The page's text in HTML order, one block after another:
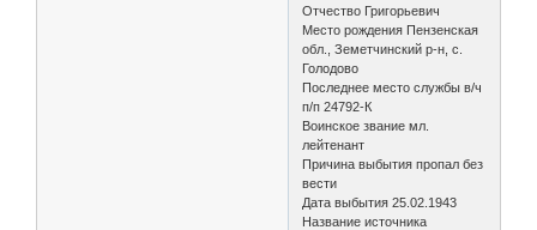
Отчество Григорьевич
Место рождения Пензенская
обл., Земетчинский р-н, с.
Голодово
Последнее место службы в/ч
п/п 24792-К
Воинское звание мл.
лейтенант
Причина выбытия пропал без
вести
Дата выбытия 25.02.1943
Название источника